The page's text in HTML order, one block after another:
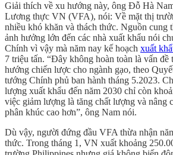
Giải thích về xu hướng này, ông Đỗ Hà
Lương thực VN (VFA), nói: Về mặt thị
nhiều khó khăn và thách thức. Nguồn cung
ảnh hưởng lớn đến các nhà xuất khẩu nói
Chính vì vậy mà năm nay kế hoạch xuất
7 triệu tấn. “Đây không hoàn toàn là vấn đề
hướng chiến lược cho ngành gạo, theo
tướng Chính phủ ban hành tháng 5.2023.
lượng xuất khẩu đến năm 2030 chỉ còn
việc giảm lượng là tăng chất lượng và nâng
phân khúc cao hơn”, ông Nam nói.
Dù vậy, người đứng đầu VFA thừa nhận
thức. Trong tháng 1, VN xuất khoảng